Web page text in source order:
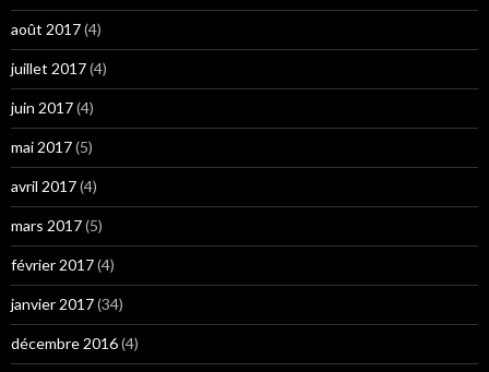
août 2017(4)
juillet 2017(4)
juin 2017(4)
mai 2017(5)
avril 2017(4)
mars 2017(5)
février 2017(4)
janvier 2017(34)
décembre 2016(4)